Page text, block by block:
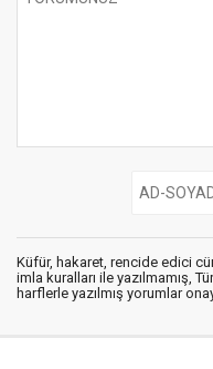
Küfür, hakaret, rencide edici
imla kuralları ile yazılmamış,
harflerle yazılmış yorumlar